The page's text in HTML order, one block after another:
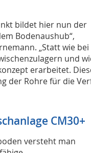
bildet hier nun der
Bodenaushub“,
„Statt wie
und
erarbeitet.
der Rohre für die
CM30+
versteht man